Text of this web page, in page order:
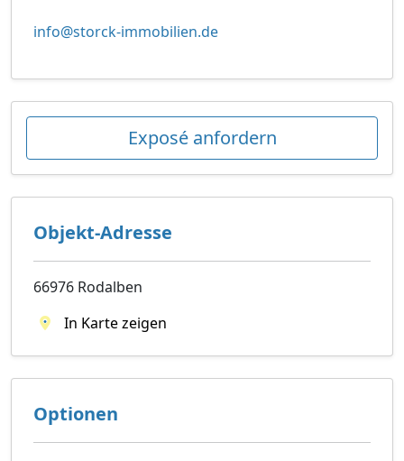
info@storck-immobilien.de
Exposé anfordern
Objekt-Adresse
66976 Rodalben
In Karte zeigen
Optionen